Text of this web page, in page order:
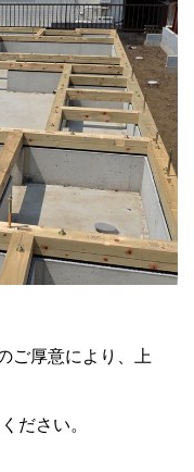
ご厚意により、上
ださい。